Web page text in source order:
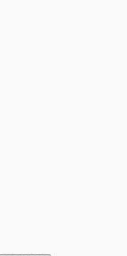
tác.